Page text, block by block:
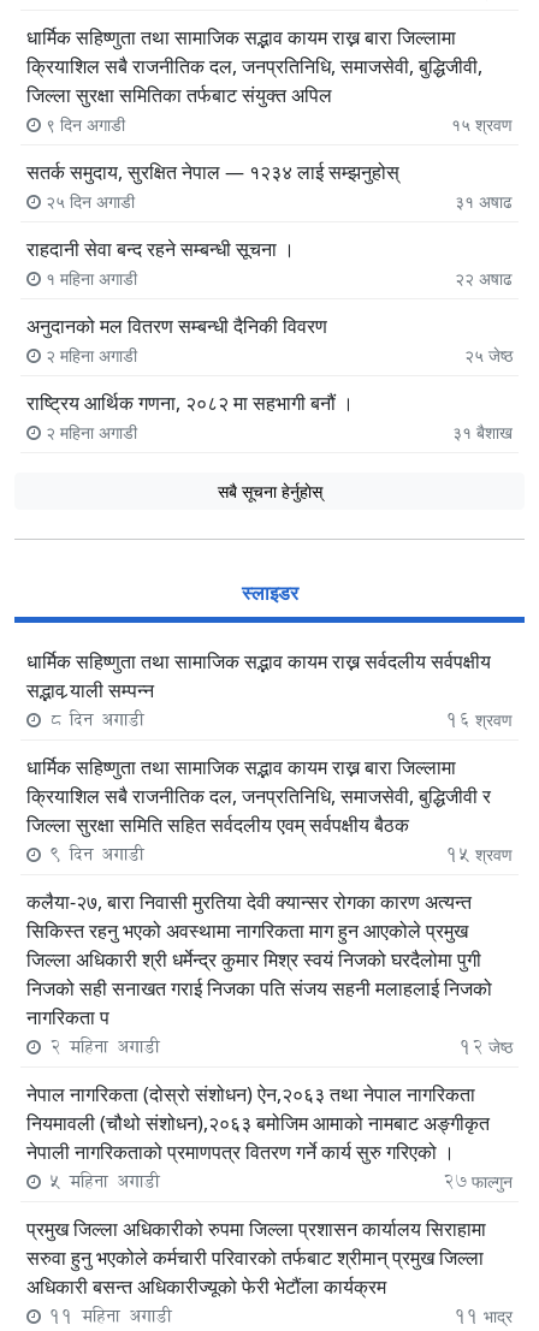
धार्मिक सहिष्णुता तथा सामाजिक सद्भाव कायम राख्न बारा जिल्लामा
क्रियाशिल सबै राजनीतिक दल, जनप्रतिनिधि, समाजसेवी, बुद्धिजीवी,
जिल्ला सुरक्षा समितिका तर्फबाट संयुक्त अपिल
९ दिन अगाडी १५ श्रवण
सतर्क समुदाय, सुरक्षित नेपाल — १२३४ लाई सम्झनुहोस्
२५ दिन अगाडी ३१ अषाढ
राहदानी सेवा बन्द रहने सम्बन्धी सूचना ।
१ महिना अगाडी २२ अषाढ
अनुदानको मल वितरण सम्बन्धी दैनिकी विवरण
२ महिना अगाडी २५ जेष्ठ
राष्ट्रिय आर्थिक गणना, २०८२ मा सहभागी बनौं ।
२ महिना अगाडी ३१ बैशाख
सबै सूचना हेर्नुहाेस्
स्लाइडर
धार्मिक सहिष्णुता तथा सामाजिक सद्भाव कायम राख्न सर्वदलीय सर्वपक्षीय
सद्भाव र्‍याली सम्पन्न
8 दिन अगाडी 16 श्रवण
धार्मिक सहिष्णुता तथा सामाजिक सद्भाव कायम राख्न बारा जिल्लामा
क्रियाशिल सबै राजनीतिक दल, जनप्रतिनिधि, समाजसेवी, बुद्धिजीवी र
जिल्ला सुरक्षा समिति सहित सर्वदलीय एवम् सर्वपक्षीय बैठक
9 दिन अगाडी 15 श्रवण
कलैया-२७, बारा निवासी मुरतिया देवी क्यान्सर रोगका कारण अत्यन्त
सिकिस्त रहनु भएको अवस्थामा नागरिकता माग हुन आएकोले प्रमुख
जिल्ला अधिकारी श्री धर्मेन्द्र कुमार मिश्र स्वयं निजको घरदैलोमा पुगी
निजको सही सनाखत गराई निजका पति संजय सहनी मलाहलाई निजको
नागरिकता प
2 महिना अगाडी 12 जेष्ठ
नेपाल नागरिकता (दोस्रो संशोधन) ऐन,२०६३ तथा नेपाल नागरिकता
नियमावली (चौथो संशोधन),२०६३ बमोजिम आमाको नामबाट अङ्गीकृत
नेपाली नागरिकताको प्रमाणपत्र वितरण गर्ने कार्य सुरु गरिएको ।
5 महिना अगाडी 27 फाल्गुन
प्रमुख जिल्ला अधिकारीको रुपमा जिल्ला प्रशासन कार्यालय सिराहामा
सरुवा हुनु भएकोले कर्मचारी परिवारको तर्फबाट श्रीमान् प्रमुख जिल्ला
अधिकारी बसन्त अधिकारीज्यूको फेरी भेटौंला कार्यक्रम
11 महिना अगाडी 11 भाद्र